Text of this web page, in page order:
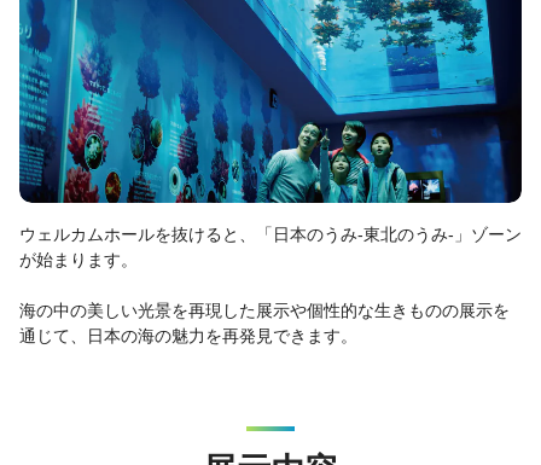
ウェルカムホールを抜けると、「日本のうみ-東北のうみ-」ゾーン
が始まります。
海の中の美しい光景を再現した展示や個性的な生きものの展示を
通じて、日本の海の魅力を再発見できます。